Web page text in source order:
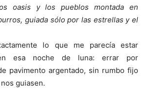
oasis y los pueblos montada en
guiada sólo por las estrellas y el
lo que me parecía estar
esa noche de luna: errar por
pavimento argentado, sin rumbo fijo
guiasen.